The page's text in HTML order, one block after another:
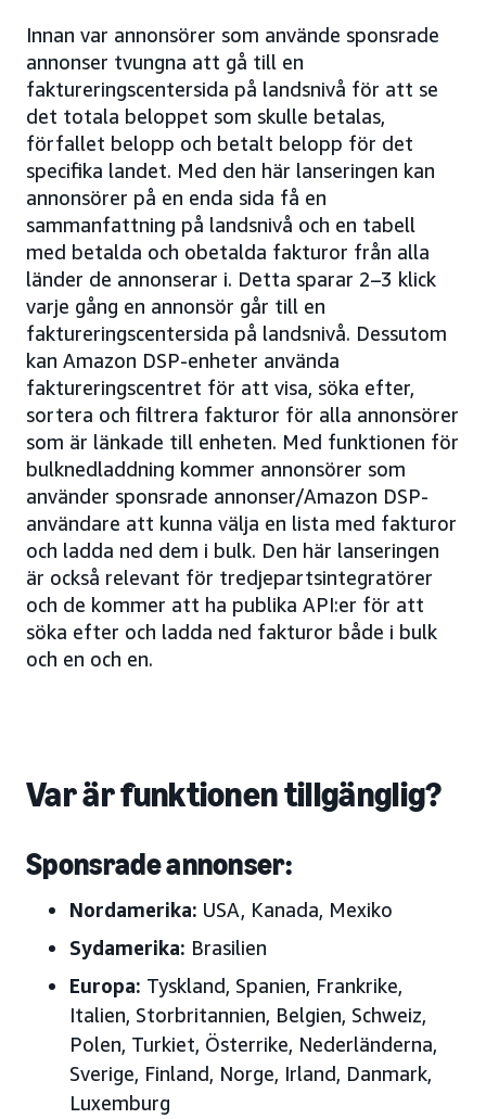
Innan var annonsörer som använde sponsrade
annonser tvungna att gå till en
faktureringscentersida på landsnivå för att se
det totala beloppet som skulle betalas,
förfallet belopp och betalt belopp för det
specifika landet. Med den här lanseringen kan
annonsörer på en enda sida få en
sammanfattning på landsnivå och en tabell
med betalda och obetalda fakturor från alla
länder de annonserar i. Detta sparar 2–3 klick
varje gång en annonsör går till en
faktureringscentersida på landsnivå. Dessutom
kan Amazon DSP-enheter använda
faktureringscentret för att visa, söka efter,
sortera och filtrera fakturor för alla annonsörer
som är länkade till enheten. Med funktionen för
bulknedladdning kommer annonsörer som
använder sponsrade annonser/Amazon DSP-
användare att kunna välja en lista med fakturor
och ladda ned dem i bulk. Den här lanseringen
är också relevant för tredjepartsintegratörer
och de kommer att ha publika API:er för att
söka efter och ladda ned fakturor både i bulk
och en och en.
Var är funktionen tillgänglig?
Sponsrade annonser:
Nordamerika: USA, Kanada, Mexiko
Sydamerika: Brasilien
Europa: Tyskland, Spanien, Frankrike,
Italien, Storbritannien, Belgien, Schweiz,
Polen, Turkiet, Österrike, Nederländerna,
Sverige, Finland, Norge, Irland, Danmark,
Luxemburg